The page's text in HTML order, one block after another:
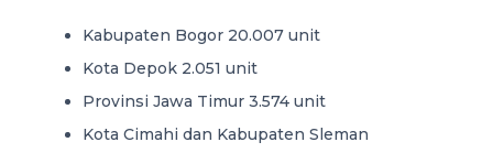
Kabupaten Bogor 20.007 unit
Kota Depok 2.051 unit
Provinsi Jawa Timur 3.574 unit
Kota Cimahi dan Kabupaten Sleman